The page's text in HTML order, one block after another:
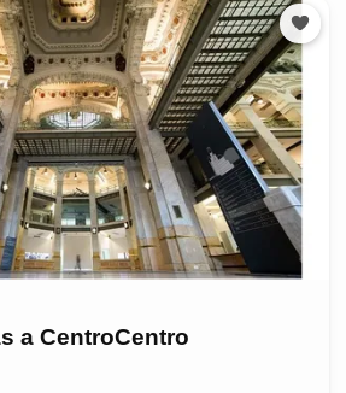
a CentroCentro